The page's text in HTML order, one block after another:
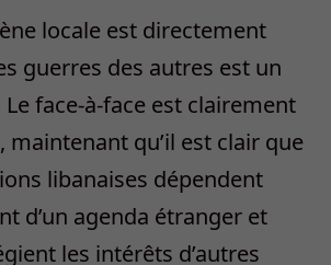
locale est directement
guerres des autres est un
face-à-face est clairement
maintenant qu’il est clair que
libanaises dépendent
d’un agenda étranger et
les intérêts d’autres